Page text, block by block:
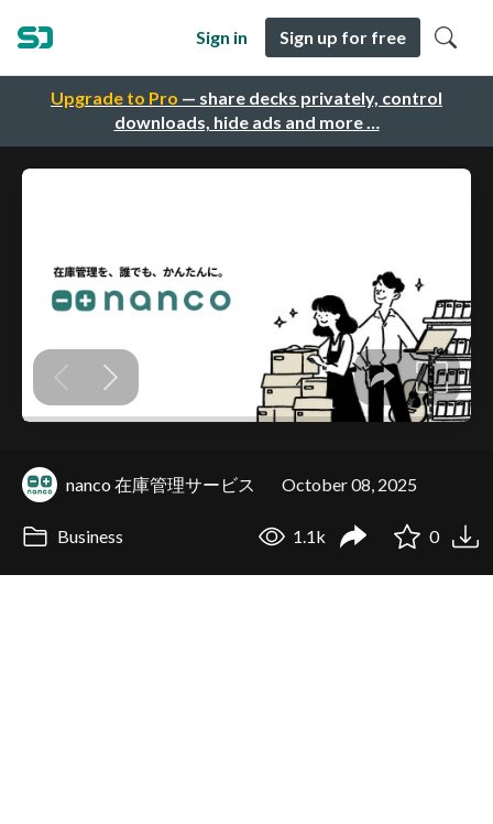
Upgrade to Pro — share decks privately, control
downloads, hide ads and more …
Sign in Sign up for free
nanco 在庫管理サービス October 08, 2025
Business 1.1k 0